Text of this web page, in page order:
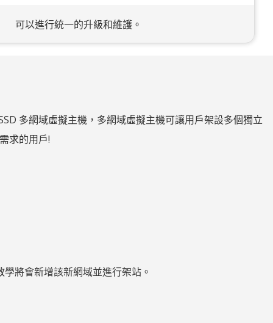
可以進行統一的升級和維護。
多網域虛擬主機，多網域虛擬主機可讓用戶架設多個獨立
求的用戶!
將會新增該新網域並進行架站。